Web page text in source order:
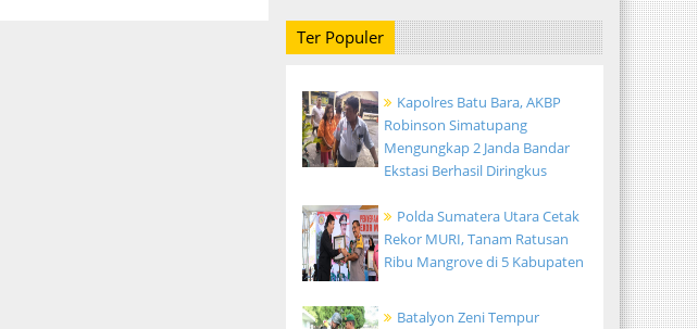
Ter Populer
Kapolres Batu Bara, AKBP
Robinson Simatupang
Mengungkap 2 Janda Bandar
Ekstasi Berhasil Diringkus
Polda Sumatera Utara Cetak
Rekor MURI, Tanam Ratusan
Ribu Mangrove di 5 Kabupaten
Batalyon Zeni Tempur